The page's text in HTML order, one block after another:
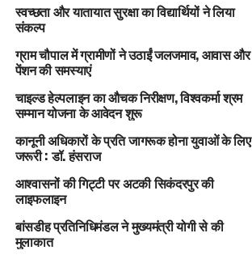
स्वच्छता और यातायात सुरक्षा का विद्यार्थियों ने लिया
संकल्प
ग्राम चौपाल में ग्रामीणों ने उठाईं जलजमाव, आवास और
पेंशन की समस्याएं
चाइल्ड हेल्पलाइन का औचक निरीक्षण, विश्वकर्मा श्रम
सम्मान योजना के आवेदन शुरू
कानूनी अधिकारों के प्रति जागरूक होना युवाओं के लिए
जरूरी : डॉ. हंसराज
आश्वासनों की गिट्टी पर अटकी सिकंदरपुर की
लाइफलाइन
बांसडीह प्रतिनिधिमंडल ने मुख्यमंत्री योगी से की
मुलाकात